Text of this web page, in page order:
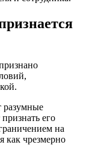
разумные
его
на
как чрезмерно